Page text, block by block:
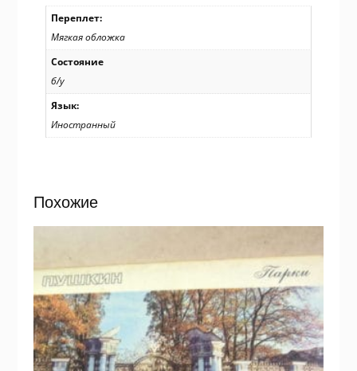
Переплет:
Мягкая обложка
Состояние
б/у
Язык:
Иностранный
Похожие